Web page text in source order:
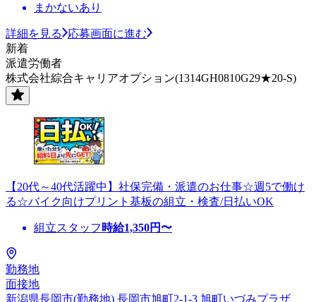
まかないあり
詳細を見る
応募画面に進む
新着
派遣労働者
株式会社綜合キャリアオプション(1314GH0810G29★20-S)
【20代～40代活躍中】社保完備・派遣のお仕事☆週5で働け
る☆バイク向けプリント基板の組立・検査/日払いOK
組立スタッフ 時給1,350円〜
勤務地
面接地
新潟県長岡市(勤務地) 長岡市旭町2-1-3 旭町いづみプラザ